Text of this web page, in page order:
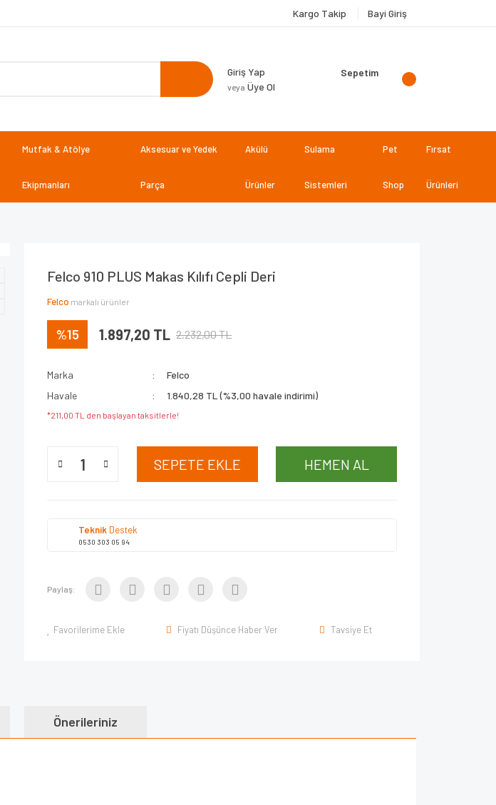
Kargo Takip Bayi Giriş
Giriş Yap
veya Üye Ol
Sepetim
Mutfak & Atölye
Ekipmanları
Aksesuar ve Yedek
Parça
Akülü
Ürünler
Sulama
Sistemleri
Pet
Shop
Fırsat
Ürünleri
Felco 910 PLUS Makas Kılıfı Cepli Deri
Felco markalı ürünler
%15 1.897,20 TL 2.232,00 TL
Marka
Felco
Havale
1.840,28 TL (%3,00 havale indirimi)
*211,00 TL den başlayan taksitlerle!
SEPETE EKLE HEMEN AL
Teknik Destek
0530 303 05 94
Paylaş:
Favorilerime Ekle Fiyatı Düşünce Haber Ver Tavsiye Et
Önerileriniz